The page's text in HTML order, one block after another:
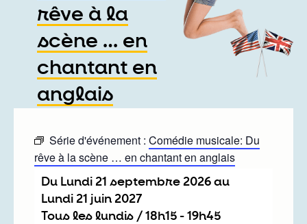
rêve à la
scène … en
chantant en
anglais
Série d'événement : Comédie musicale: Du
rêve à la scène … en chantant en anglais
Du lundi 21 septembre 2026au
lundi 21 juin 2027
Tous les lundis / 18h15 - 19h45